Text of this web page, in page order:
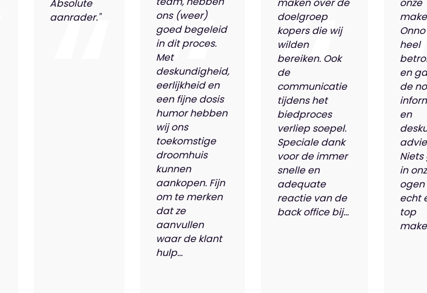
Absolute
aanrader."
ons (weer)
goed begeleid
in dit proces.
Met
deskundigheid,
eerlijkheid en
een fijne dosis
humor hebben
wij ons
toekomstige
droomhuis
kunnen
aankopen. Fijn
om te merken
dat ze
aanvullen
waar de klant
hulp...
maken over de
doelgroep
kopers die wij
wilden
bereiken. Ook
de
communicatie
tijdens het
biedproces
verliep soepel.
Speciale dank
voor de immer
snelle en
adequate
reactie van de
back office bij...
onze
heel
en
de
en
in
ogen
echt
top